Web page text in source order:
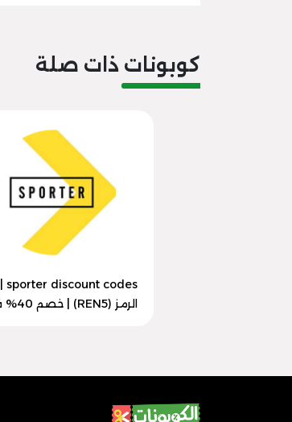
كوبونات ذات صلة
الرمز (REN5) | خصم 40% فوري